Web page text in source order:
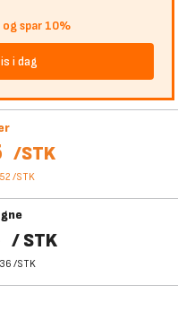
og spar 10%
i dag
/STK
/STK
/ STK
/STK